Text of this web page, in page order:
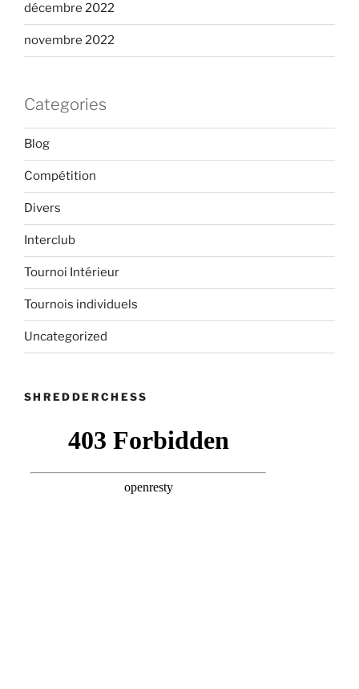
décembre 2022
novembre 2022
Categories
Blog
Compétition
Divers
Interclub
Tournoi Intérieur
Tournois individuels
Uncategorized
SHREDDERCHESS